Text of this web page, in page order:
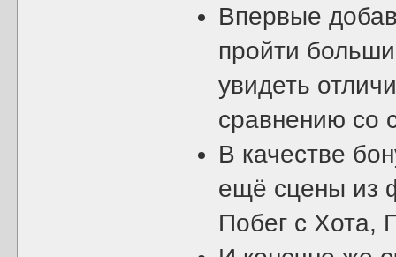
Впервые
пройти
увидеть
сравнению со
В качестве
ещё сцены из
Побег с Хота,